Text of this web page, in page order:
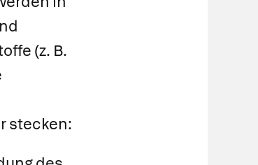
(z. B.
stecken: